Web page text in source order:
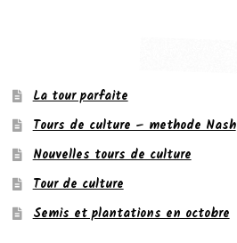
La tour parfaite
Tours de culture – methode Nash
Nouvelles tours de culture
Tour de culture
Semis et plantations en octobre